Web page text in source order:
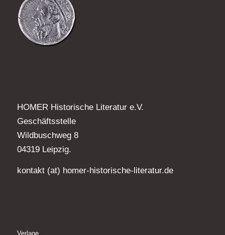
HOMER Historische Literatur e.V.
Geschäftsstelle
Wildbuschweg 8
04319 Leipzig.
kontakt (at) homer-historische-literatur.de
Verlage